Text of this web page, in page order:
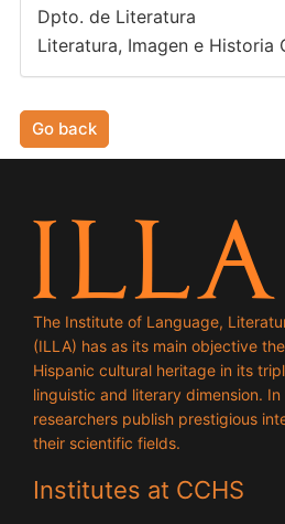
Dpto. de Literatura
Literatura, Imagen e Historia
Go back
The Institute of Language,
(ILLA) has as its main objective
Hispanic cultural heritage in its
linguistic and literary dimension.
researchers publish prestigious
their scientific fields.
Institutes at CCHS